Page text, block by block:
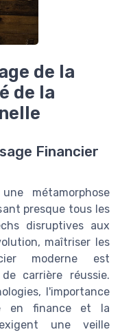
de la
de la
Financier
métamorphose
presque tous les
disruptives aux
maîtriser les
moderne est
carrière réussie.
l'importance
en finance et la
une veille